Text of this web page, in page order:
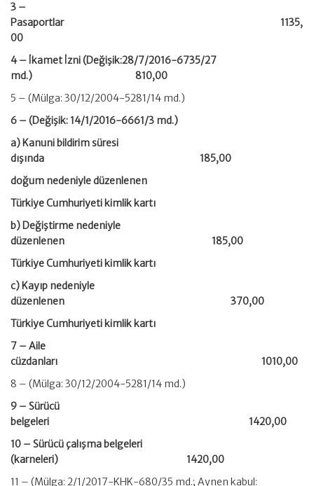
3 –
Pasaportlar 1135,
00
4 – İkamet İzni (Değişik:28/7/2016-6735/27
md.) 810,00
5 – (Mülga: 30/12/2004-5281/14 md.)
6 – (Değişik: 14/1/2016-6661/3 md.)
a) Kanuni bildirim süresi
dışında 185,00
doğum nedeniyle düzenlenen
Türkiye Cumhuriyeti kimlik kartı
b) Değiştirme nedeniyle
düzenlenen 185,00
Türkiye Cumhuriyeti kimlik kartı
c) Kayıp nedeniyle
düzenlenen 370,00
Türkiye Cumhuriyeti kimlik kartı
7 – Aile
cüzdanları 1010,00
8 – (Mülga: 30/12/2004-5281/14 md.)
9 – Sürücü
belgeleri 1420,00
10 – Sürücü çalışma belgeleri
(karneleri) 1420,00
11 – (Mülga: 2/1/2017-KHK-680/35 md.; Aynen kabul: